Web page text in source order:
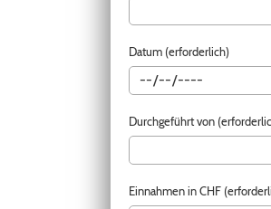
Datum (erforderlich)
Durchgeführt von
Einnahmen in CHF